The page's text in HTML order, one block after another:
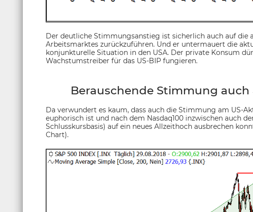
Der deutliche Stimmungsanstieg ist sicherlich auch auf die
Arbeitsmarktes zurückzuführen. Und er untermauert die
konjunkturelle Situation in den USA. Der private Konsum
Wachstumstreiber für das US-BIP fungieren.
Berauschende Stimmung
Da verwundert es kaum, dass auch die Stimmung am US-
euphorisch ist und nach dem Nasdaq100 inzwischen auch
Schlusskursbasis) auf ein neues Allzeithoch ausbrechen
Chart).